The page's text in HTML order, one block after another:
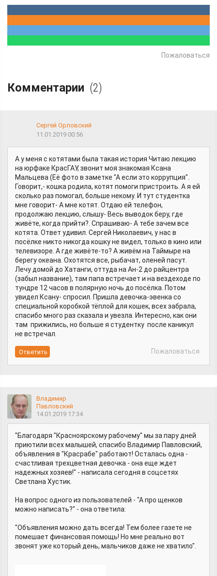
Пожаловаться
Комментарии (2)
Сергей Орловский
11.01.2019 00:56
А у меня с котятами была такая история Читаю лекцию
на юрфаке КрасГАУ, звонит моя знакомая Ксана
Мальцева (Её фото в заметке "А если это коррупция".
Говорит,- кошка родила, котят помоги пристроить. А я ей
сколько раз помогал, больше некому. И тут студентка
мне говорит- А мне котят. Отдаю ей телефон,
продолжаю лекцию, слышу- Весь выводок беру, где
живёте, когда прийти?. Спрашиваю- А тебе зачем все
котята. Ответ удивил. Сергей Николаевич, у нас в
посёлке никто никогда кошку не видел, только в кино или
телевизоре. А где живёте-то? А живём на Таймыре на
берегу океана. Охотятся все, рыбачат, оленей пасут.
Лечу домой до Хатанги, оттуда на Ан-2 до райцентра
(забыл название), там папа встречает и на вездеходе по
тундре 12 часов в полярную ночь до посёлка. Потом
увидел Ксану- спросил. Пришла девочка-эвенка со
специальной коробкой тёплой для кошек, всех забрала,
спасибо много раз сказала и увезла. Интересно, как они
там прижились, но больше я студентку после каникул
не встречал.
Пожаловаться
Владимир
Павловский
14.01.2019 17:34
"Благодаря "Красноярскому рабочему" мы за пару дней
приютили всех малышей, спасибо Владимир Павловский,
объявления в "Красрабе" работают! Осталась одна -
счастливая трехцветная девочка - она еще ждет
надежных хозяев!" - написала сегодня в соцсетях
Светлана Хустик.
На вопрос одного из пользователей - "А про щенков
можно написать?" - она ответила:
"Объявления можно дать всегда! Тем более газете не
помешает финансовая помощь! Но мне реально вот
звонят уже который день, мальчиков даже не хватило".